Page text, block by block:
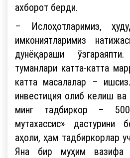
ахборот берди.
– Ислоҳотларимиз,
имкониятларимиз
дунёқараши
туманлари катта-катта
катта масалалар –
инвестиция олиб келиш
минг тадбиркор –
мутахассис»
аҳоли, ҳам тадбиркорлар
Яна бир муҳим